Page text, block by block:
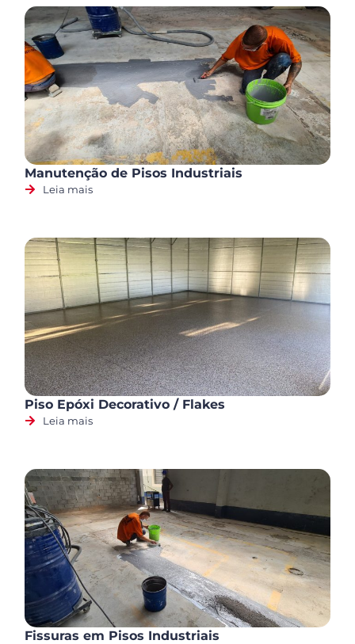
Manutenção de Pisos Industriais
Leia mais
Piso Epóxi Decorativo / Flakes
Leia mais
Fissuras em Pisos Industriais